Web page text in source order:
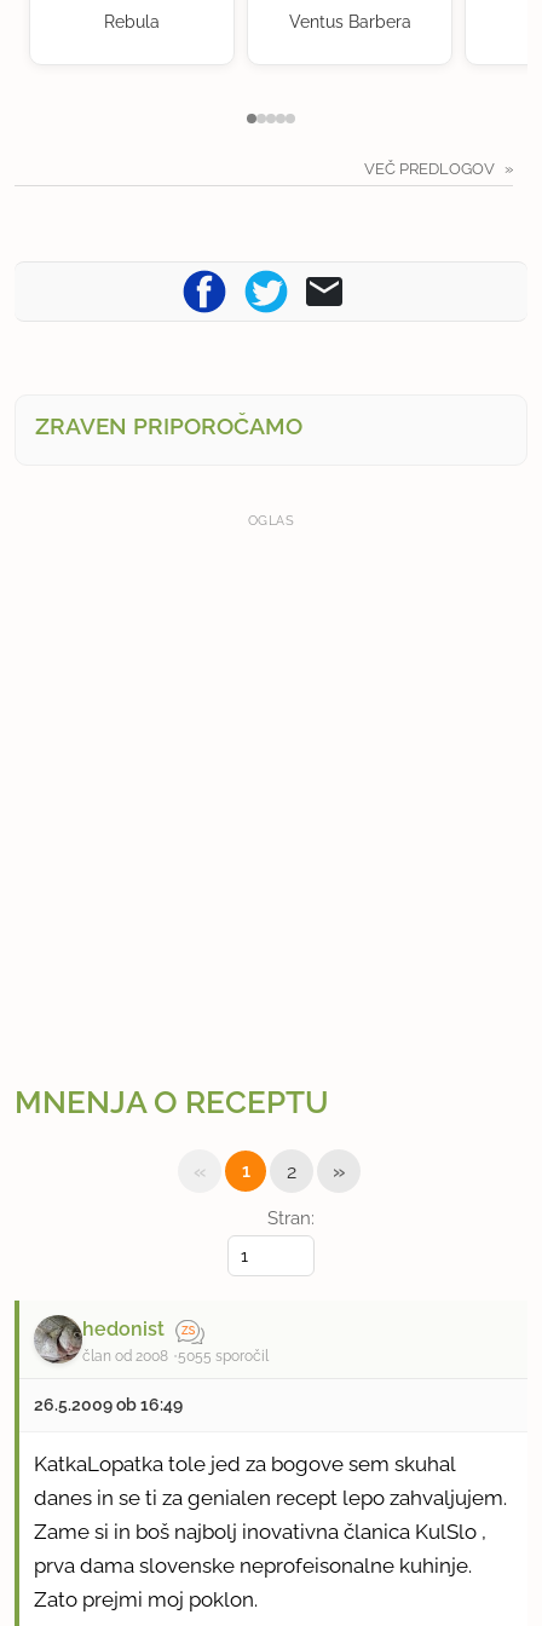
Rebula Ventus Barbera
VEČ PREDLOGOV
ZRAVEN PRIPOROČAMO
OGLAS
MNENJA O RECEPTU
Stran:
« 1 2 »
hedonist
član od 2008 5055 sporočil
26.5.2009 ob 16:49
KatkaLopatka tole jed za bogove sem skuhal
danes in se ti za genialen recept lepo zahvaljujem.
Zame si in boš najbolj inovativna članica KulSlo ,
prva dama slovenske neprofeisonalne kuhinje.
Zato prejmi moj poklon.